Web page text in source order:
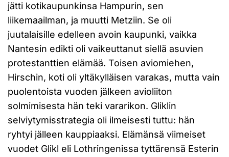
jätti kotikaupunkinsa Hampurin, sen
liikemaailman, ja muutti Metziin. Se oli
juutalaisille edelleen avoin kaupunki, vaikka
Nantesin edikti oli vaikeuttanut siellä asuvien
protestanttien elämää. Toisen aviomiehen,
Hirschin, koti oli yltäkylläisen varakas, mutta vain
puolentoista vuoden jälkeen avioliiton
solmimisesta hän teki vararikon. Gliklin
selviytymisstrategia oli ilmeisesti tuttu: hän
ryhtyi jälleen kauppiaaksi. Elämänsä viimeiset
vuodet Glikl eli Lothringenissa tyttärensä Esterin